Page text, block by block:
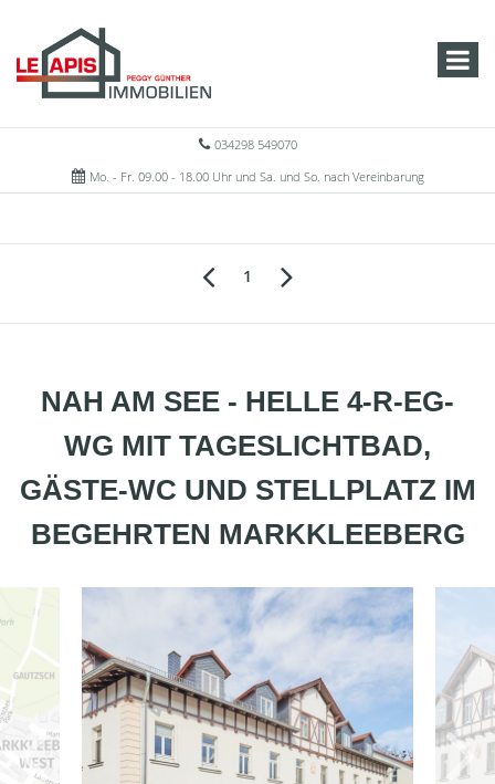
034298 549070
Mo. - Fr. 09.00 - 18.00 Uhr und Sa. und So. nach Vereinbarung
1
NAH AM SEE - HELLE 4-R-EG-
WG MIT TAGESLICHTBAD,
GÄSTE-WC UND STELLPLATZ IM
BEGEHRTEN MARKKLEEBERG